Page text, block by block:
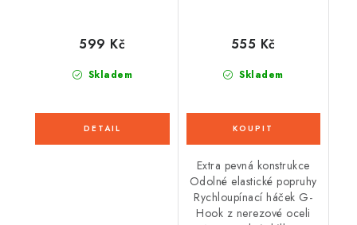
Skladem
599 Kč
Skladem
555 Kč
Extra pevná konstrukce
Odolné elastické popruhy
Rychloupínací háček G-
Hook z nerezové oceli